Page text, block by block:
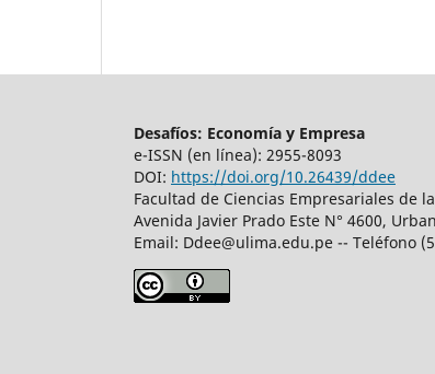
Desafíos: Economía y Empresa
e-ISSN (en línea): 2955-8093
DOI: https://doi.org/10.26439/ddee
Facultad de Ciencias Empresariales de
Avenida Javier Prado Este N° 4600,
Email: Ddee@ulima.edu.pe -- Teléfono